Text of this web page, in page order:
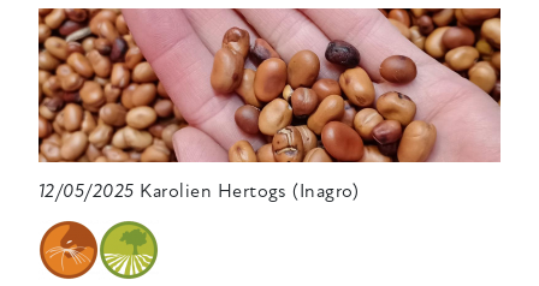
12/05/2025 Karolien Hertogs (Inagro)